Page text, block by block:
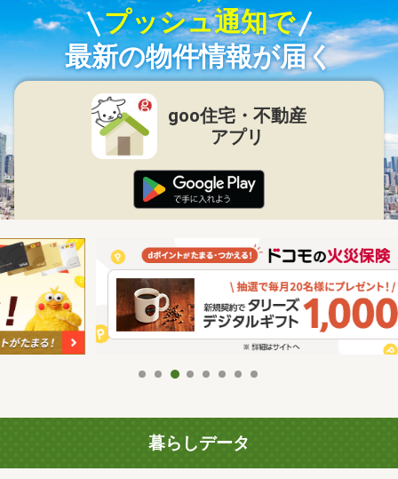
プッシュ通知で
最新の物件情報が届く
goo住宅・不動産
アプリ
暮らしデータ